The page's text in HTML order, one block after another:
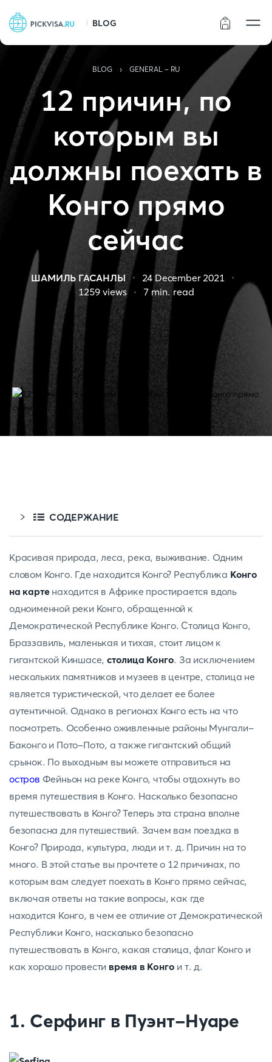
BLOG
BLOG › GENERAL - RU
12 причин, по
которым вы
должны поехать в
Конго прямо
сейчас
ШАМИЛЬ ГАСАНЛЫ
24 December 2021
1259views 7min. read
СОДЕРЖАНИЕ
Красивая природа, леса, река, выживание. Одним
словом Конго. Где находится Конго? Республика Конго
на карте находится в Африке простирается вдоль
одноименной реки Конго, обращенной к
Демократической Республике Конго. Столица Конго,
Браззавиль, маленькая и тихая, стоит лицом к
гигантской Киншасе,столица Конго. За исключением
нескольких памятников и музеев в центре, столица не
является туристической, что делает ее более
аутентичной. Однако в регионах Конго есть на что
посмотреть. Особенно оживленные районы Мунгали-
Баконго и Пото-Пото, а также гигантский общий
срынок. По выходным вы можете отправиться на
остров Фейньон на реке Конго, чтобы отдохнуть во
время путешествия в Конго. Насколько безопасно
путешествовать в Конго? Теперь эта страна вполне
безопасна для путешествий. Зачем вам поездка в
Конго? Природа, культура, люди и т. д. Причин на то
много. В этой статье вы прочтете о 12 причинах, по
которым вам следует поехать в Конго прямо сейчас,
включая ответы на такие вопросы, как где
находится Конго, в чем ее отличие от Демократической
Республики Конго, насколько безопасно
путешествовать в Конго, какая столица, флаг Конго и
как хорошо провести время в Конго и т. д.
1. Серфинг в Пуэнт-Нуаре